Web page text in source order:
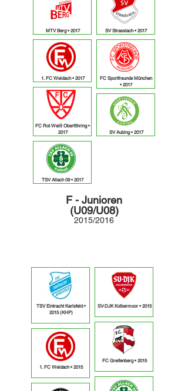
MTV Berg • 2017
1. FC Weidach • 2017
FC Rot Weiß Oberföhring •
2017
TSV Allach 09 • 2017
SV Strasslach • 2017
FC Sportfreunde München
• 2017
SV Aubing • 2017
F - Junioren
(U09/U08)
2015/2016
TSV Eintracht Karlsfeld •
2015 (KHP)
1. FC Weidach • 2015
SV-DJK Kolbermoor • 2015
FC Greifenberg • 2015